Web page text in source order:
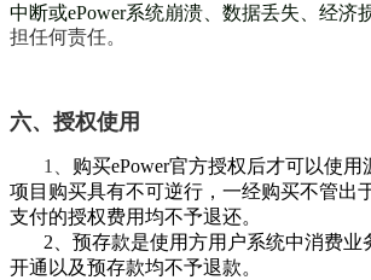
中断或ePower系统崩溃、数据丢失、经济
担任何责任。
六、授权使用
1、 购买ePower官方授权后才可以使
项目购买具有不可逆行，一经购买不管出
支付的授权费用均不予退还。
2、预存款是使用方用户系统中消费业
开通以及预存款均不予退款。